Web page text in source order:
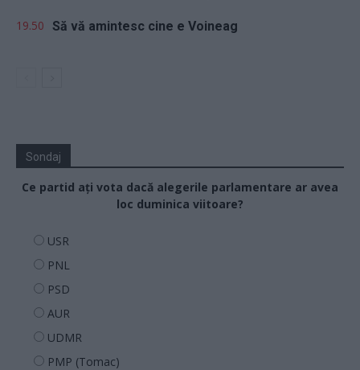
19.50 Să vă amintesc cine e Voineag
Sondaj
Ce partid ați vota dacă alegerile parlamentare ar avea
loc duminica viitoare?
USR
PNL
PSD
AUR
UDMR
PMP (Tomac)